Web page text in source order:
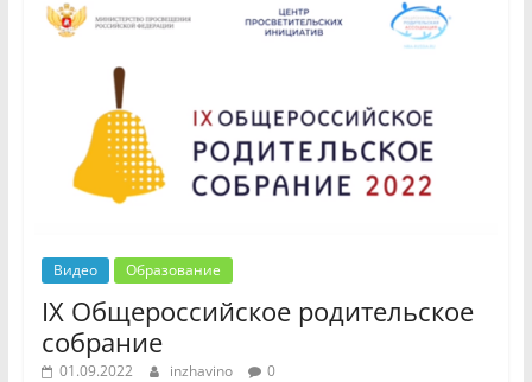
Видео Образование
IX Общероссийское родительское
собрание
01.09.2022 inzhavino 0